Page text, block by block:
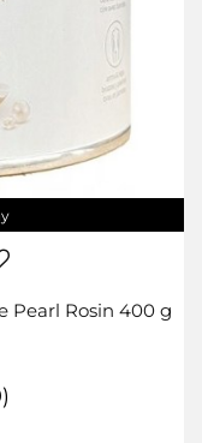
Pearl Rosin 400 g